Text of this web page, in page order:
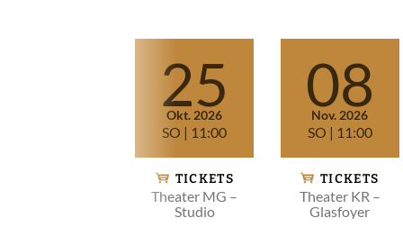
25
Okt. 2026
SO | 11:00
TICKETS
Theater MG –
Studio
08
Nov. 2026
SO | 11:00
TICKETS
Theater KR –
Glasfoyer